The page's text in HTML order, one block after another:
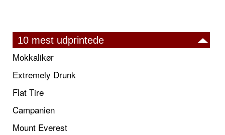
10 mest udprintede
Mokkalikør
Extremely Drunk
Flat Tire
Campanien
Mount Everest